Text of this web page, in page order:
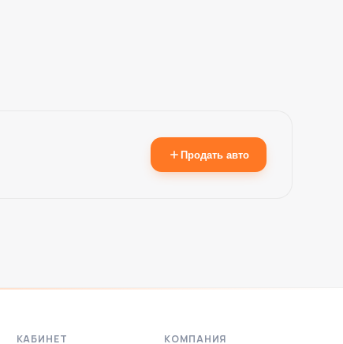
Продать авто
КАБИНЕТ КОМПАНИЯ